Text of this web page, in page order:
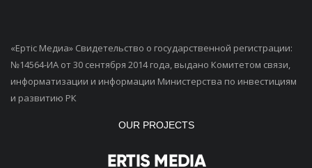
«Ертiс Медиа» Свидетельство о государственной регистрации:
№14564-ИА от 30 сентября 2014 года, выдано Комитетом связи,
информатизации и информации Министерства по инвестициям
и развитию РК
OUR PROJECTS